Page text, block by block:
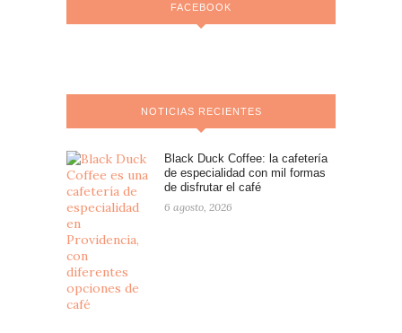
FACEBOOK
NOTICIAS RECIENTES
Black Duck Coffee: la cafetería
de especialidad con mil formas
de disfrutar el café
6 agosto, 2026